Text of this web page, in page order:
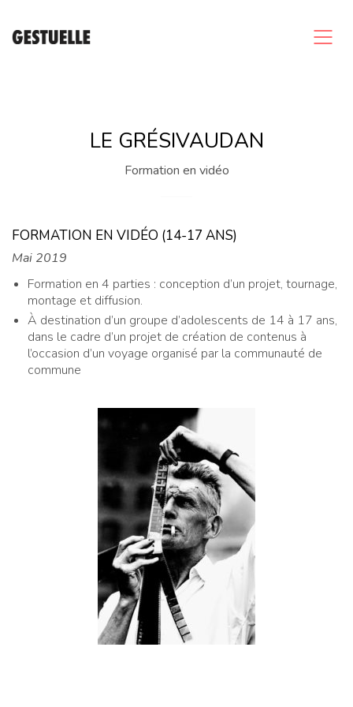
LE GRÉSIVAUDAN
Formation en vidéo
FORMATION EN VIDÉO (14-17 ANS)
Mai 2019
Formation en 4 parties : conception d’un projet, tournage,
montage et diffusion.
À destination d’un groupe d’adolescents de 14 à 17 ans,
dans le cadre d’un projet de création de contenus à
l’occasion d’un voyage organisé par la communauté de
commune